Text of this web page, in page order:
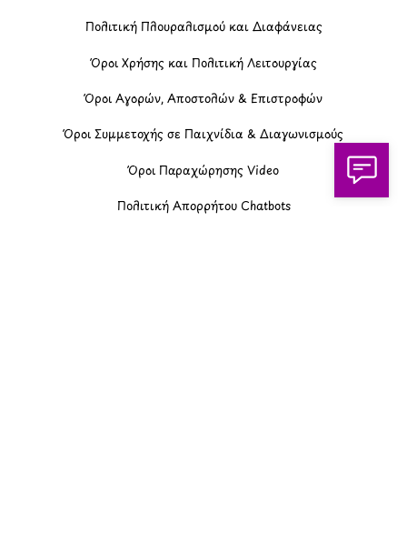
Πολιτική Πλουραλισμού και Διαφάνειας
Όροι Χρήσης και Πολιτική Λειτουργίας
Όροι Αγορών, Αποστολών & Επιστροφών
Όροι Συμμετοχής σε Παιχνίδια & Διαγωνισμούς
Όροι Παραχώρησης Video
Πολιτική Απορρήτου Chatbots